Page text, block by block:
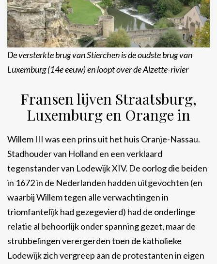
De versterkte brug van Stierchen is de oudste brug van
Luxemburg (14e eeuw) en loopt over de Alzette-rivier
Fransen lijven Straatsburg,
Luxemburg en Orange in
Willem III was een prins uit het huis Oranje-Nassau.
Stadhouder van Holland en een verklaard
tegenstander van Lodewijk XIV. De oorlog die beiden
in 1672 in de Nederlanden hadden uitgevochten (en
waarbij Willem tegen alle verwachtingen in
triomfantelijk had gezegevierd) had de onderlinge
relatie al behoorlijk onder spanning gezet, maar de
strubbelingen verergerden toen de katholieke
Lodewijk zich vergreep aan de protestanten in eigen